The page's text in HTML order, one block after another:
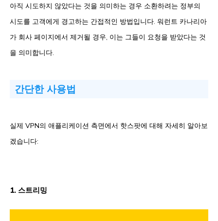
아직 시도하지 않았다는 것을 의미하는 경우 소환하려는 정부의
시도를 고객에게 경고하는 간접적인 방법입니다. 워런트 카나리아
가 회사 페이지에서 제거될 경우, 이는 그들이 요청을 받았다는 것
을 의미합니다.
간단한 사용법
실제 VPN의 애플리케이션 측면에서 핫스팟에 대해 자세히 알아보
겠습니다:
1. 스트리밍